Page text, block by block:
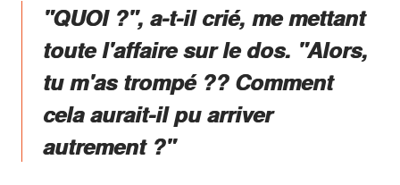
"QUOI ?", a-t-il crié, me mettant
toute l'affaire sur le dos. "Alors,
tu m'as trompé ?? Comment
cela aurait-il pu arriver
autrement ?"